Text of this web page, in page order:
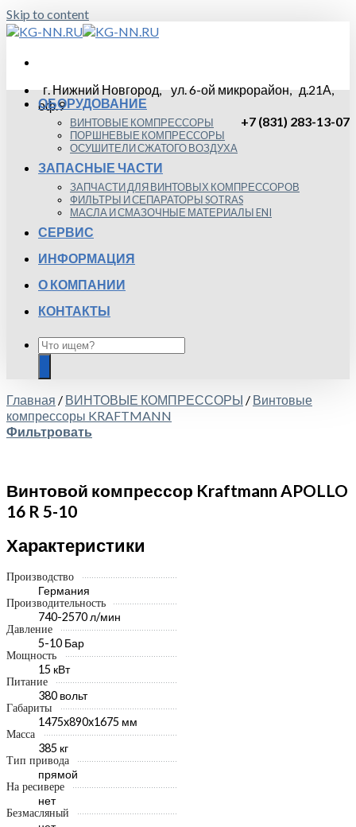
Skip to content
г. Нижний Новгород, ул. 6-ой микрорайон, д.21А,
оф.9
+7 (831) 283-13-07
ОБОРУДОВАНИЕ
ВИНТОВЫЕ КОМПРЕССОРЫ
ПОРШНЕВЫЕ КОМПРЕССОРЫ
ОСУШИТЕЛИ СЖАТОГО ВОЗДУХА
ЗАПАСНЫЕ ЧАСТИ
ЗАПЧАСТИ ДЛЯ ВИНТОВЫХ КОМПРЕССОРОВ
ФИЛЬТРЫ И СЕПАРАТОРЫ SOTRAS
МАСЛА И СМАЗОЧНЫЕ МАТЕРИАЛЫ ENI
СЕРВИС
ИНФОРМАЦИЯ
О КОМПАНИИ
КОНТАКТЫ
Главная / ВИНТОВЫЕ КОМПРЕССОРЫ / Винтовые
компрессоры KRAFTMANN
Фильтровать
Винтовой компрессор Kraftmann APOLLO
16 R 5-10
Характеристики
Производство
Германия
Производительность
740-2570 л/мин
Давление
5-10 Бар
Мощность
15 кВт
Питание
380 вольт
Габариты
1475x890x1675 мм
Масса
385 кг
Тип привода
прямой
На ресивере
нет
Безмасляный